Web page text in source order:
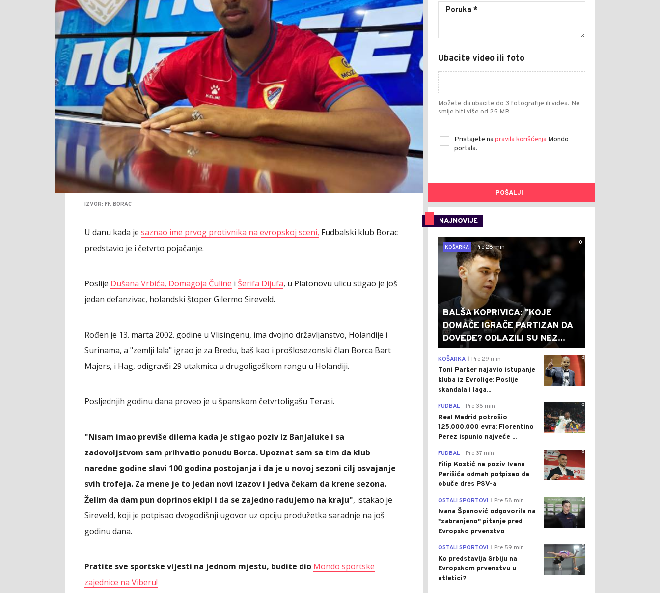
IZVOR: FK BORAC
U danu kada je saznao ime prvog protivnika na evropskoj sceni, Fudbalski klub Borac
predstavio je i četvrto pojačanje.
Poslije Dušana Vrbića, Domagoja Čuline i Šerifa Dijufa, u Platonovu ulicu stigao je još
jedan defanzivac, holandski štoper Gilermo Sireveld.
Rođen je 13. marta 2002. godine u Vlisingenu, ima dvojno državljanstvo, Holandije i
Surinama, a "zemlji lala" igrao je za Bredu, baš kao i prošlosezonski član Borca Bart
Majers, i Hag, odigravši 29 utakmica u drugoligaškom rangu u Holandiji.
Posljednjih godinu dana proveo je u španskom četvrtoligašu Terasi.
"Nisam imao previše dilema kada je stigao poziv iz Banjaluke i sa
zadovoljstvom sam prihvatio ponudu Borca. Upoznat sam sa tim da klub
naredne godine slavi 100 godina postojanja i da je u novoj sezoni cilj osvajanje
svih trofeja. Za mene je to jedan novi izazov i jedva čekam da krene sezona.
Želim da dam pun doprinos ekipi i da se zajedno radujemo na kraju", istakao je
Sireveld, koji je potpisao dvogodišnji ugovor uz opciju produžetka saradnje na još
godinu dana.
Pratite sve sportske vijesti na jednom mjestu, budite dio Mondo sportske
zajednice na Viberu!
Ubacite video ili foto
Možete da ubacite do 3 fotografije ili videa. Ne
smije biti više od 25 MB.
Pristajete na pravila korišćenja Mondo
portala.
POŠALJI
NAJNOVIJE
0
KOŠARKA
Pre 28 min
BALŠA KOPRIVICA: "KOJE
DOMAĆE IGRAČE PARTIZAN DA
DOVEDE? ODLAZILI SU NEZ...
0
KOŠARKA Pre 29 min
Toni Parker najavio istupanje
kluba iz Evrolige: Poslije
skandala i laga...
0
FUDBAL Pre 36 min
Real Madrid potrošio
125.000.000 evra: Florentino
Perez ispunio najveće ...
0
FUDBAL Pre 37 min
Filip Kostić na poziv Ivana
Perišića odmah potpisao da
obuče dres PSV-a
0
OSTALI SPORTOVI Pre 58 min
Ivana Španović odgovorila na
"zabranjeno" pitanje pred
Evropsko prvenstvo
0
OSTALI SPORTOVI Pre 59 min
Ko predstavlja Srbiju na
Evropskom prvenstvu u
atletici?